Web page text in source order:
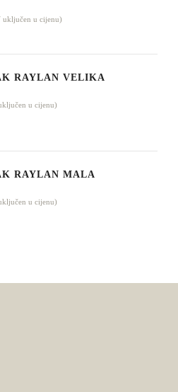
uključen u cijenu)
RAYLAN VELIKA
u cijenu)
RAYLAN MALA
u cijenu)